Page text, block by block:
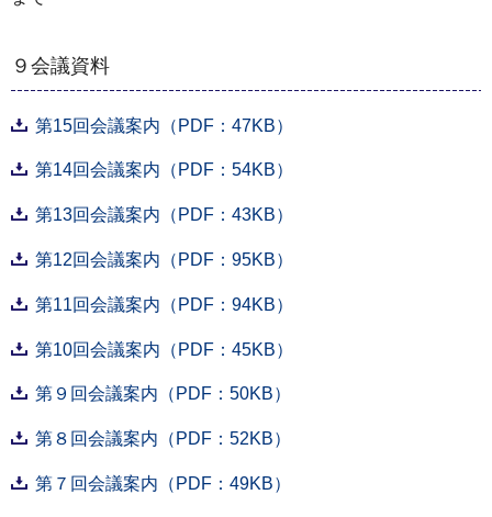
９会議資料
第15回会議案内（PDF：47KB）
第14回会議案内（PDF：54KB）
第13回会議案内（PDF：43KB）
第12回会議案内（PDF：95KB）
第11回会議案内（PDF：94KB）
第10回会議案内（PDF：45KB）
第９回会議案内（PDF：50KB）
第８回会議案内（PDF：52KB）
第７回会議案内（PDF：49KB）